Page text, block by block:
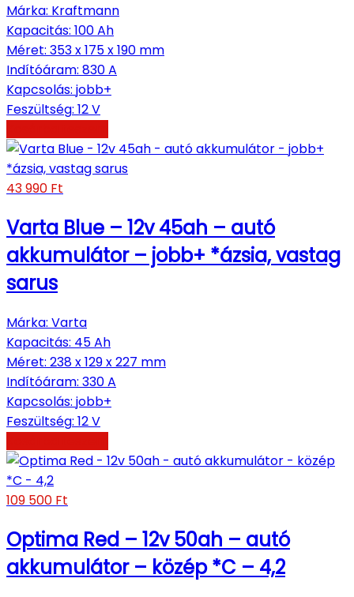
Márka: Kraftmann
Kapacitás: 100 Ah
Méret: 353 x 175 x 190 mm
Indítóáram: 830 A
Kapcsolás: jobb+
Feszültség: 12 V
43 990 Ft
Varta Blue – 12v 45ah – autó
akkumulátor – jobb+ *ázsia, vastag
sarus
Márka: Varta
Kapacitás: 45 Ah
Méret: 238 x 129 x 227 mm
Indítóáram: 330 A
Kapcsolás: jobb+
Feszültség: 12 V
109 500 Ft
Optima Red – 12v 50ah – autó
akkumulátor – közép *C – 4,2